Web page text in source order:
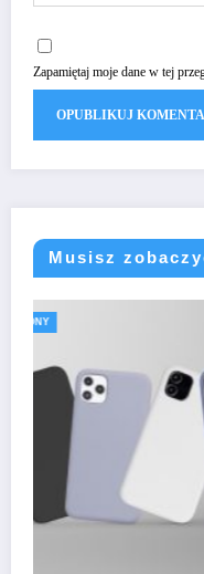
Zapamiętaj moje dane w tej
Musisz